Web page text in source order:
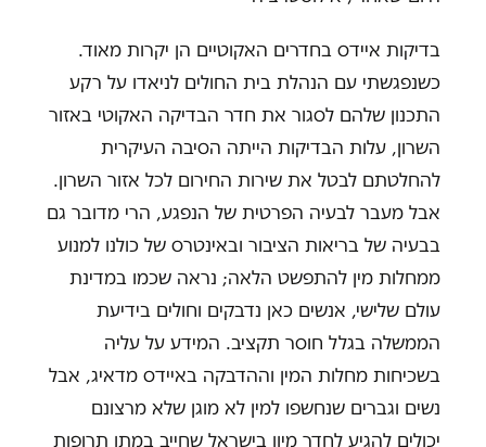
בדיקות איידס בחדרים האקוטיים הן יקרות מאוד.
כשנפגשתי עם הנהלת בית החולים לניאדו על רקע
התכנון שלהם לסגור את חדר הבדיקה האקוטי באזור
השרון, עלות הבדיקות הייתה הסיבה העיקרית
להחלטתם לבטל את שירות החירום לכל אזור השרון.
אבל מעבר לבעיה הפרטית של הנפגע, הרי מדובר גם
בבעיה של בריאות הציבור ובאינטרס של כולנו למנוע
ממחלות מין להתפשט הלאה; נראה שכמו במדינת
עולם שלישי, אנשים כאן נדבקים וחולים בידיעת
הממשלה בגלל חוסר תקציב. המידע על עליה
בשכיחות מחלות המין וההדבקה באיידס מדאיג, אבל
נשים וגברים שנחשפו למין לא מוגן שלא מרצונם
יכולים להגיע לחדר מיון בישראל שחייב במתן תרופות